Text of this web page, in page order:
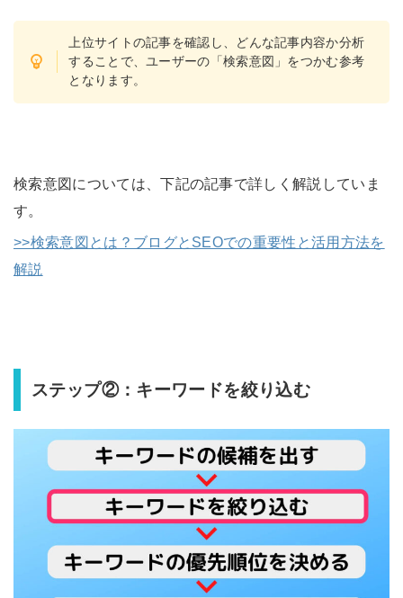
上位サイトの記事を確認し、どんな記事内容か分析
することで、ユーザーの「検索意図」をつかむ参考
となります。
検索意図については、下記の記事で詳しく解説していま
す。
>>検索意図とは？ブログとSEOでの重要性と活用方法を
解説
ステップ②：キーワードを絞り込む